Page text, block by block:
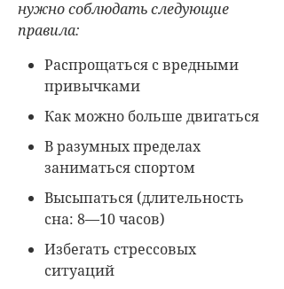
нужно соблюдать следующие
правила:
Распрощаться с вредными
привычками
Как можно больше двигаться
В разумных пределах
заниматься спортом
Высыпаться (длительность
сна: 8—10 часов)
Избегать стрессовых
ситуаций